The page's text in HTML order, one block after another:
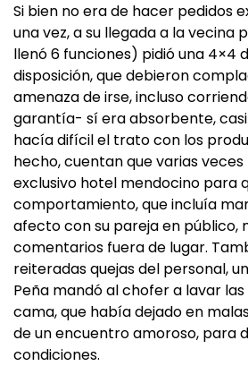
Si bien no era de hacer pedidos
una vez, a su llegada a la vecina
llenó 6 funciones) pidió una 4×4
disposición, que debieron
amenaza de irse, incluso
garantía- sí era absorbente,
hacía difícil el trato con los
hecho, cuentan que varias
exclusivo hotel mendocino para
comportamiento, que incluía
afecto con su pareja en público,
comentarios fuera de lugar.
reiteradas quejas del personal,
Peña mandó al chofer a lavar
cama, que había dejado en
de un encuentro amoroso, para
condiciones.